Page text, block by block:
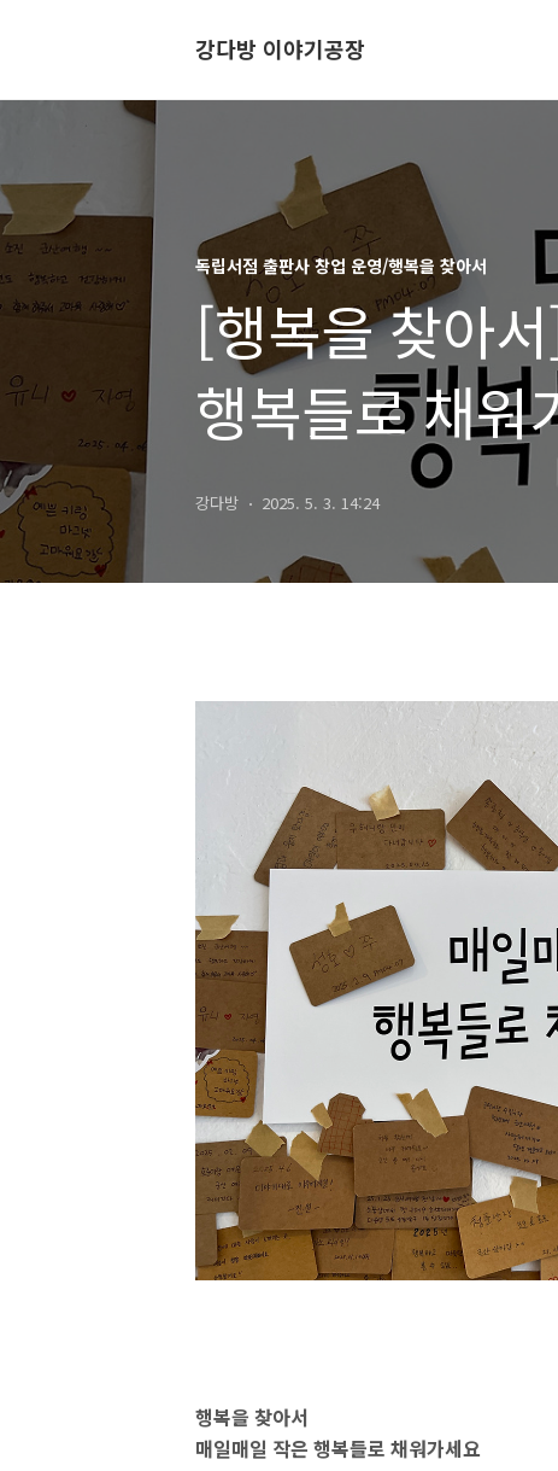
강다방 이야기공장
독립서점 출판사 창업 운영/행복을 찾아서
[행복을 찾아
행복들로 채워
강다방 2025. 5. 3. 14:24
행복을 찾아서
매일매일 작은 행복들로 채워가세요